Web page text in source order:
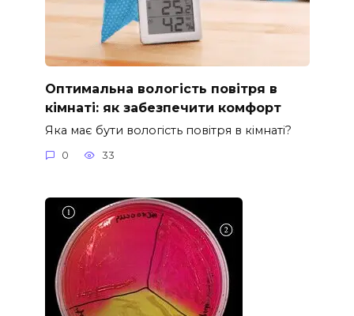
Оптимальна вологість повітря в
кімнаті: як забезпечити комфорт
Яка має бути вологість повітря в кімнаті?
0 33